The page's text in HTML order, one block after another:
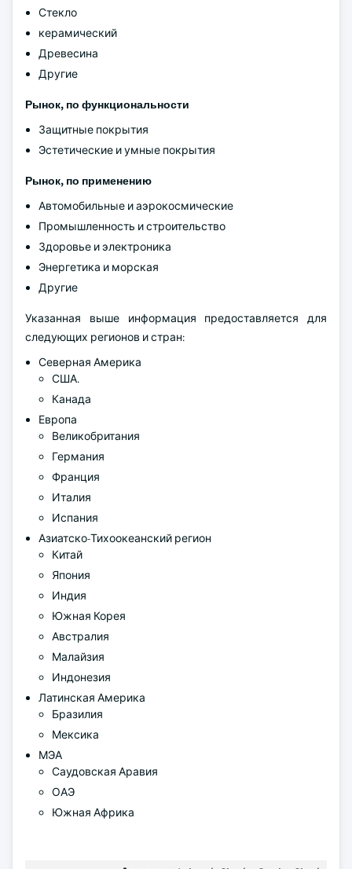
Стекло
керамический
Древесина
Другие
Рынок, по функциональности
Защитные покрытия
Эстетические и умные покрытия
Рынок, по применению
Автомобильные и аэрокосмические
Промышленность и строительство
Здоровье и электроника
Энергетика и морская
Другие
Указанная выше информация предоставляется для
следующих регионов и стран:
Северная Америка
США.
Канада
Европа
Великобритания
Германия
Франция
Италия
Испания
Азиатско-Тихоокеанский регион
Китай
Япония
Индия
Южная Корея
Австралия
Малайзия
Индонезия
Латинская Америка
Бразилия
Мексика
МЭА
Саудовская Аравия
ОАЭ
Южная Африка